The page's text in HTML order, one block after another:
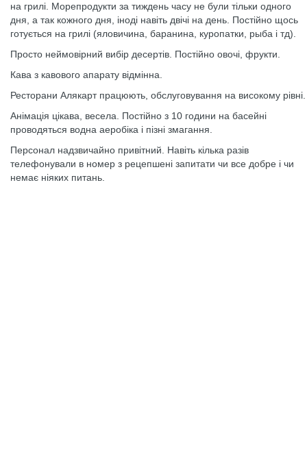
на грилі. Морепродукти за тиждень часу не були тільки одного
дня, а так кожного дня, іноді навіть двічі на день. Постійно щось
готується на грилі (яловичина, баранина, куропатки, рыба і тд).
Просто неймовірний вибір десертів. Постійно овочі, фрукти.
Кава з кавового апарату відмінна.
Ресторани Алякарт працюють, обслуговування на високому рівні.
Анімація цікава, весела. Постійно з 10 години на басейні
проводяться водна аеробіка і пізні змагання.
Персонал надзвичайно привітний. Навіть кілька разів
телефонували в номер з рецепшені запитати чи все добре і чи
немає ніяких питань.